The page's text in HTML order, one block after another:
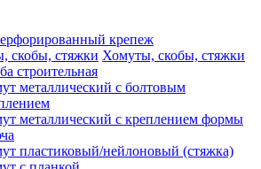
крепеж
Хомуты, скобы, стяжки
строительная
металлический с болтовым
металлический с креплением формы
пластиковый/нейлоновый (стяжка)